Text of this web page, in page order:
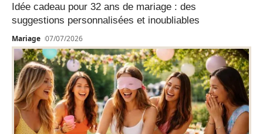
Idée cadeau pour 32 ans de mariage : des
suggestions personnalisées et inoubliables
Mariage 07/07/2026